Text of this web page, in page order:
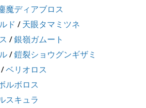
魔ディアブロス
ド / 天眼タマミツネ
/銀嶺ガムート
/鎧裂ショウグンギザミ
/ベリオロス
ルボロス
スキュラ